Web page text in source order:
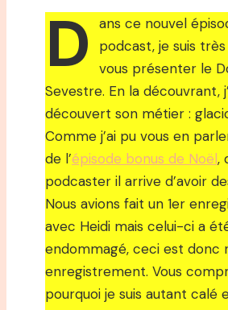
D
ans ce nouvel
podcast, je suis
vous présenter le
Sevestre. En la découvrant,
découvert son métier :
Comme j’ai pu vous en
de l’épisode bonus de Noël,
podcaster il arrive d’avoir
Nous avions fait un 1er
avec Heidi mais celui-ci a
endommagé, ceci est donc
enregistrement. Vous
pourquoi je suis autant calé